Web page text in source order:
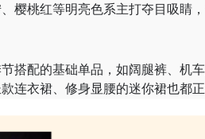
樱桃红等明亮色系主打夺目吸睛
搭配的基础单品，如阔腿裤、机
连衣裙、修身显腰的迷你裙也都